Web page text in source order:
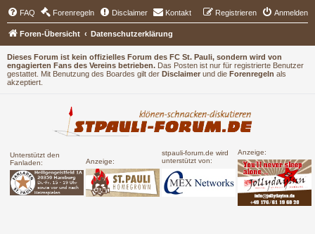
Dieses Forum ist kein offizielles Forum des FC St. Pauli, sondern wird von
engagierten Fans des Vereins betrieben. Das Posten ist nur für registrierte Benutzer
gestattet. Mit Benutzung des Boardes gilt der Disclaimer und die Forenregeln als
akzeptiert.
Unterstützt den
Fanladen:
Anzeige:
stpauli-forum.de wird
unterstützt von:
Anzeige:
FAQ Forenregeln Disclaimer Kontakt Anmelden
Registrieren
Foren-Übersicht Datenschutzerklärung